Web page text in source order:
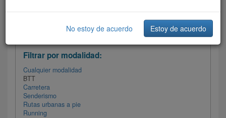
Filtrar las rutas
Filtrar por modalidad:
Cualquier modalidad
BTT
Carretera
Senderismo
Rutas urbanas a pie
Running
No estoy de acuerdo Estoy de acuerdo